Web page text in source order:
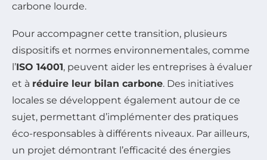
carbone lourde.
Pour accompagner cette transition, plusieurs
dispositifs et normes environnementales, comme
l’ISO 14001, peuvent aider les entreprises à évaluer
et à réduire leur bilan carbone. Des initiatives
locales se développent également autour de ce
sujet, permettant d’implémenter des pratiques
éco-responsables à différents niveaux. Par ailleurs,
un projet démontrant l’efficacité des énergies